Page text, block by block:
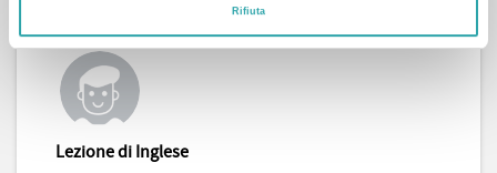
Rifiuta
Lezione di Inglese